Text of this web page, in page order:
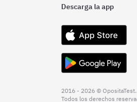
Descarga la app
2016 - 2026 © OpositaTest.
Todos los derechos